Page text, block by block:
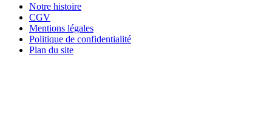
Notre histoire
CGV
Mentions légales
Politique de confidentialité
Plan du site